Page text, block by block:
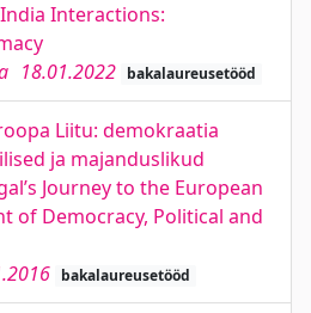
Interactions:
18.01.2022 bakalaureusetööd
Liitu: demokraatia
ja majanduslikud
Journey to the European
of Democracy, Political and
bakalaureusetööd